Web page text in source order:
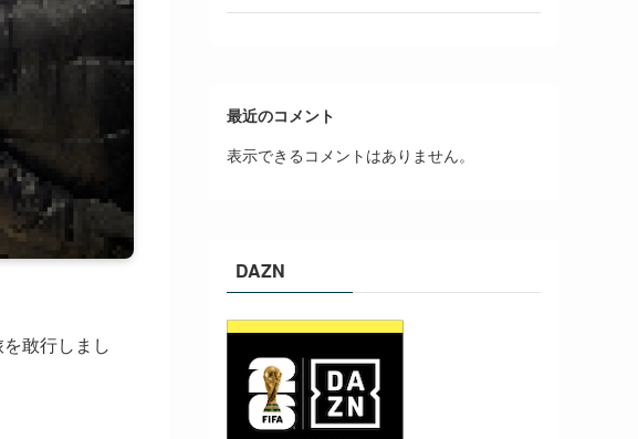
敢行しまし
最近のコメント
表示できるコメントはありません。
DAZN